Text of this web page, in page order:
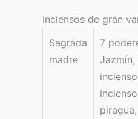
Inciensos de gran
Sagrada
madre
7